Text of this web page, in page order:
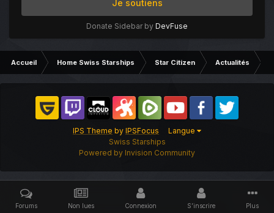
Je soutiens
Donate Sidebar by DevFuse
Accueil Home Swiss Starships Star Citizen Actualités
IPS Theme by IPSFocus
Langue
Swiss Starships
Powered by Invision Community
Forums Non lues Connexion S’inscrire Plus